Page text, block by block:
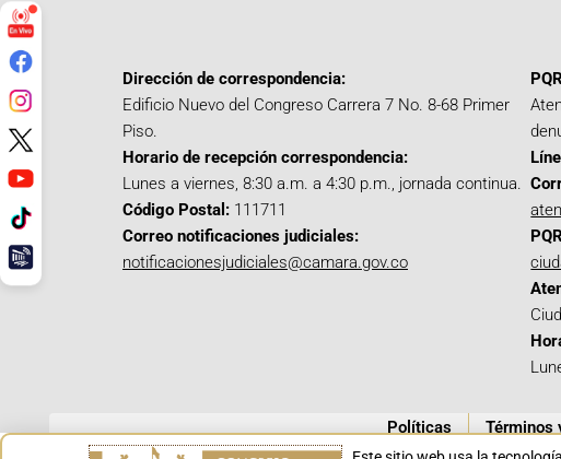
Dirección de correspondencia:
Edificio Nuevo del Congreso Carrera 7 No. 8-68 Primer
Piso.
Horario de recepción correspondencia:
Lunes a viernes, 8:30 a.m. a 4:30 p.m., jornada continua.
Código Postal: 111711
Correo notificaciones judiciales:
notificacionesjudiciales@camara.gov.co
Políticas Términos